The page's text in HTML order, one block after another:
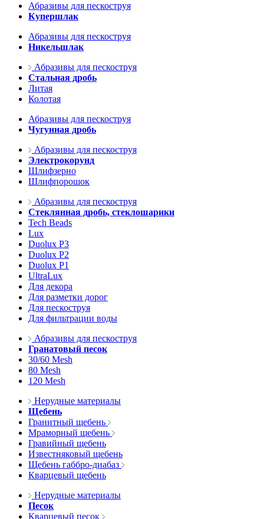
Абразивы для пескоструя
Купершлак
Абразивы для пескоструя
Никельшлак
Абразивы для пескоструя
Стальная дробь
Литая
Колотая
Абразивы для пескоструя
Чугунная дробь
Абразивы для пескоструя
Электрокорунд
Шлифзерно
Шлифпорошок
Абразивы для пескоструя
Стеклянная дробь, стеклошарики
Tech Beads
Lux
Duolux P3
Duolux P2
Duolux P1
UltraLux
Для декора
Для разметки дорог
Для пескоструя
Для фильтрации воды
Абразивы для пескоструя
Гранатовый песок
30/60 Mesh
80 Mesh
120 Mesh
Нерудные материалы
Щебень
Гранитный щебень
Мраморный щебень
Гравийный щебень
Известняковый щебень
Щебень габбро-диабаз
Кварцевый щебень
Нерудные материалы
Песок
Кварцевый песок